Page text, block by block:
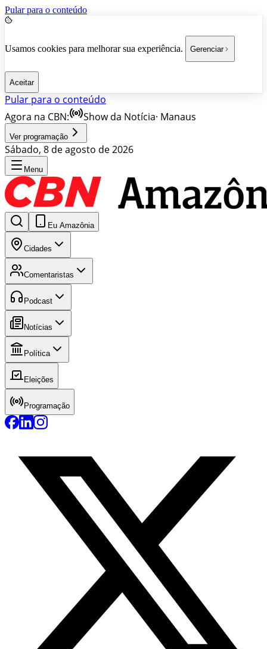
Pular para o conteúdo
Usamos cookies para melhorar sua experiência. Gerenciar
Aceitar
Pular para o conteúdo
Agora na CBN:
Show da Notícia· Manaus
Ver programação
Sábado, 8 de agosto de 2026
Menu
Eu Amazônia
Cidades
Comentaristas
Podcast
Notícias
Política
Eleições
Programação